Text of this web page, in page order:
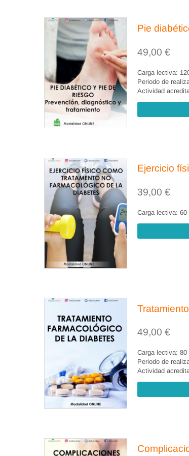
3.2. Diagnóstico enfermero,
3.3. Diferencias entre el
3.4. Ventajas de trabajar con
3.5. Tipos de diagnósticos.
Tema 4. Planificación de
4.2. Etapas en el plan de
4.3. Determinación de prioridades.
4.4. Planteamiento de los
4.5. Cuándo medir los resultados.
4.7. Clasificación de las
Tema 5. Ejecución, preparación
5.1. Ejecución. Concepto.
5.2. Preparación de la ejecución.
5.3. La intervención.
Pie
49,00 €
Carga lectiva:
Periodo de
Actividad
Ejercicio
39,00 €
Carga lectiva: 60
49,00 €
Carga lectiva: 80
Periodo de
Actividad